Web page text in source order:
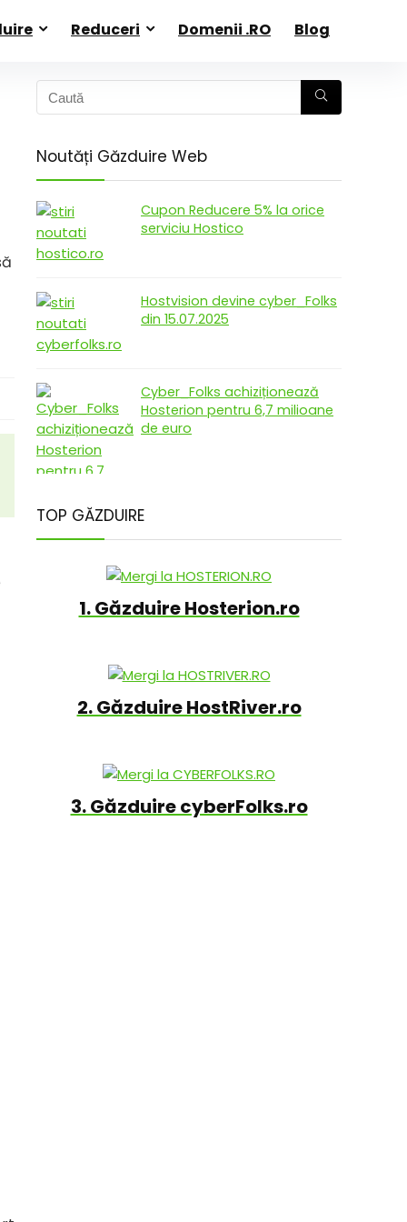
Reduceri Domenii .RO Blog
Noutăți Găzduire Web
Cupon Reducere 5% la orice
serviciu Hostico
Hostvision devine cyber_Folks
din 15.07.2025
Cyber_Folks achiziționează
Hosterion pentru 6,7 milioane
de euro
TOP GĂZDUIRE
1. Găzduire Hosterion.ro
2. Găzduire HostRiver.ro
3. Găzduire cyberFolks.ro